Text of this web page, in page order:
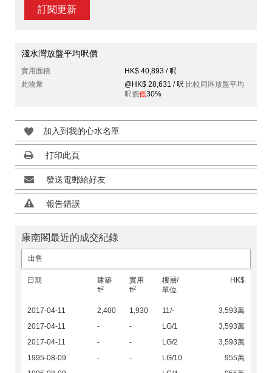
訂閱更新
淺水灣放盤平均呎價
實用面積
HK$ 40,893 / 呎
此物業
@HK$ 28,631 / 呎 比較同區放盤平均
呎價低30%
加入到我的心水名單
打印此頁
發送電郵給好友
報告錯誤
康南閣最近的成交紀錄
出售
日期
建築
ft2
實用
ft2
樓層/
單位
HK$
2017-04-11 2,400 1,930 11/-
3,593萬
2017-04-11
- - LG/1
3,593萬
2017-04-11
- - LG/2
3,593萬
1995-08-09
- - LG/10
955萬